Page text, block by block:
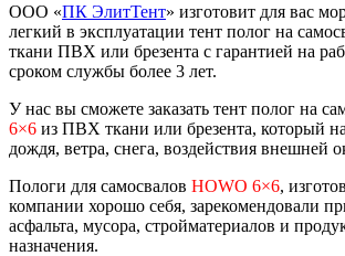
ООО «ПК ЭлитТент» изготовит для вас
легкий в эксплуатации тент полог на
ткани ПВХ или брезента с гарантией на
сроком службы более 3 лет.
У нас вы сможете заказать тент полог на
6×6 из ПВХ ткани или брезента, который
дождя, ветра, снега, воздействия внешней
Пологи для самосвалов HOWO 6×6,
компании хорошо себя, зарекомендовали
асфальта, мусора, стройматериалов и
назначения.